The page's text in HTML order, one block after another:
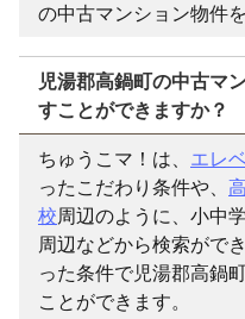
の中古マンション物件
児湯郡高鍋町の中古マ
すことができますか？
ちゅうこマ！は、 エレ
ったこだわり条件や、
校周辺のように、小中
周辺などから検索がで
った条件で児湯郡高鍋
ことができます。